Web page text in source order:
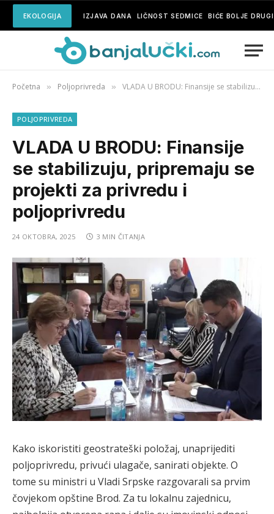
EKOLOGIJA IZJAVA DANA LIČNOST SEDMICE BIĆE BOLJE
Početna » Poljoprivreda » VLADA U BRODU: Finansije se stabilizuju, pripremaju se projekti za privredu i poljoprivredu
POLJOPRIVREDA
VLADA U BRODU: Finansije
se stabilizuju, pripremaju se
projekti za privredu i
poljoprivredu
24 OKTOBRA, 2025 3 MIN ČITANJA
Kako iskoristiti geostrateški položaj, unaprijediti
poljoprivredu, privući ulagače, sanirati objekte. O
tome su ministri u Vladi Srpske razgovarali sa prvim
čovjekom opštine Brod. Za tu lokalnu zajednicu,